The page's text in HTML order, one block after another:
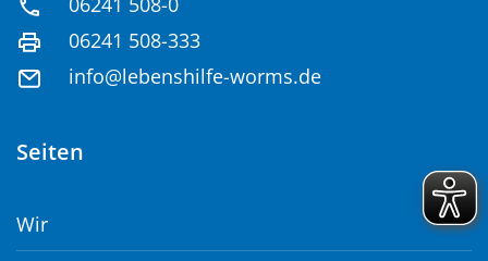
06241 508-333
info@lebenshilfe-worms.de
Seiten
Wir